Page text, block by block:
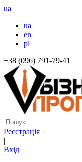
ua
ua
en
pl
+38 (096) 791-79-41
Реєстрація
|
Вхід